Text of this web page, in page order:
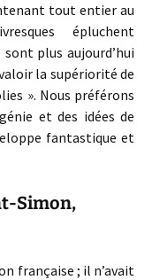
tout entier au
épluchent
plus aujourd’hui
la supériorité de
». Nous préférons
et des idées de
fantastique et
Simon,
française ; il n’avait